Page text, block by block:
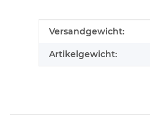
Produkteigenschaft
Wert
Versandgewicht:
Artikelgewicht: